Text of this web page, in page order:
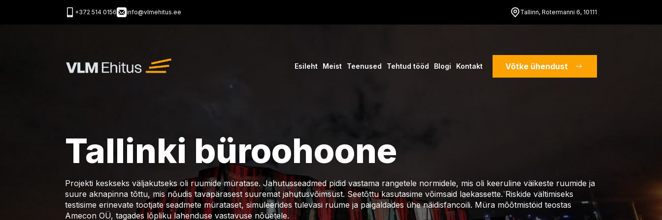
+372 514 0156 info@vlmehitus.ee Tallinn, Rotermanni 6, 10111
Esileht Meist Teenused Tehtud tööd Blogi Kontakt Võtke ühendust
Tallinki büroohoone
Projekti keskseks väljakutseks oli ruumide müratase. Jahutusseadmed pidid vastama rangetele normidele, mis oli keeruline väikeste ruumide ja
suure aknapinna tõttu, mis nõudis tavapärasest suuremat jahutusvõimsust. Seetõttu kasutasime võimsaid laekassette. Riskide vältimiseks
testisime erinevate tootjate seadmete mürataset, simuleerides tulevasi ruume ja paigaldades ühe näidisfancoili. Müra mõõtmistöid teostas
Amecon OÜ, tagades lõpliku lahenduse vastavuse nõuetele.